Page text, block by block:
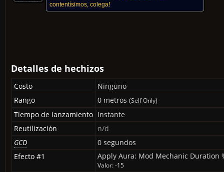
contentísimos, colega!
Detalles de hechizos
Costo
Ninguno
Rango
0 metros (Self Only)
Tiempo de lanzamiento Instante
Reutilización
n/d
GCD
0 segundos
Efecto #1
Apply Aura: Mod Mechanic Duration
Valor: -15